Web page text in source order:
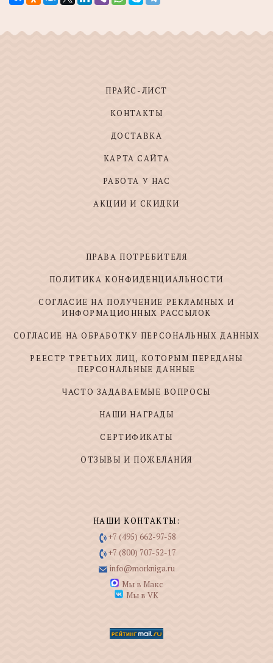
ПРАЙС-ЛИСТ
КОНТАКТЫ
ДОСТАВКА
КАРТА САЙТА
РАБОТА У НАС
АКЦИИ И СКИДКИ
ПРАВА ПОТРЕБИТЕЛЯ
ПОЛИТИКА КОНФИДЕНЦИАЛЬНОСТИ
СОГЛАСИЕ НА ПОЛУЧЕНИЕ РЕКЛАМНЫХ И
ИНФОРМАЦИОННЫХ РАССЫЛОК
СОГЛАСИЕ НА ОБРАБОТКУ ПЕРСОНАЛЬНЫХ ДАННЫХ
РЕЕСТР ТРЕТЬИХ ЛИЦ, КОТОРЫМ ПЕРЕДАНЫ
ПЕРСОНАЛЬНЫЕ ДАННЫЕ
ЧАСТО ЗАДАВАЕМЫЕ ВОПРОСЫ
НАШИ НАГРАДЫ
СЕРТИФИКАТЫ
ОТЗЫВЫ И ПОЖЕЛАНИЯ
НАШИ КОНТАКТЫ:
+7 (495) 662-97-58
+7 (800) 707-52-17
info@morkniga.ru
Мы в Макс
Мы в VK